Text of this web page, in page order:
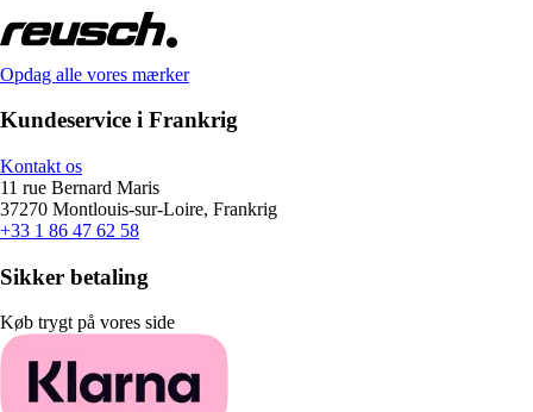
Opdag alle vores mærker
Kundeservice i Frankrig
Kontakt os
11 rue Bernard Maris
37270 Montlouis-sur-Loire, Frankrig
+33 1 86 47 62 58
Sikker betaling
Køb trygt på vores side